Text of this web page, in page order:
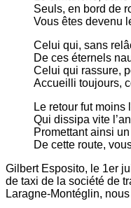
Seuls, en bord de
Vous êtes devenu
Celui qui, sans
De ces éternels
Celui qui rassure,
Accueilli toujours,
Le retour fut moins
Qui dissipa vite
Promettant ainsi
De cette route,
Gilbert Esposito, le 1er
de taxi de la société de
Laragne-Montéglin,